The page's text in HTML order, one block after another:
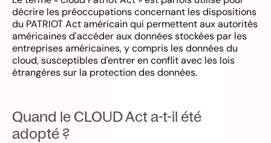
décrire les préoccupations concernant les dispositions
du PATRIOT Act américain qui permettent aux autorités
américaines d'accéder aux données stockées par les
entreprises américaines, y compris les données du
cloud, susceptibles d'entrer en conflit avec les lois
étrangères sur la protection des données.
Quand le CLOUD Act a-t-il été
adopté ?